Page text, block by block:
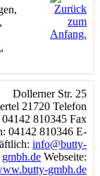
,
,
,
Dollerner Str. 25
21720 Telefon
04142 810345 Fax
: 04142 810346 E-
: info@butty-
gmbh.de Webseite:
gmbh.de